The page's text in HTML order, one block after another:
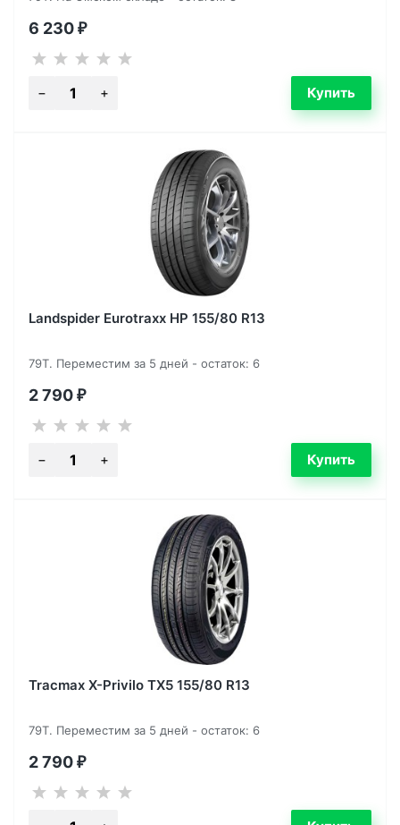
6 230 ₽
Landspider Eurotraxx HP 155/80 R13
79T. Переместим за 5 дней - остаток: 6
2 790 ₽
Tracmax X-Privilo TX5 155/80 R13
79T. Переместим за 5 дней - остаток: 6
2 790 ₽